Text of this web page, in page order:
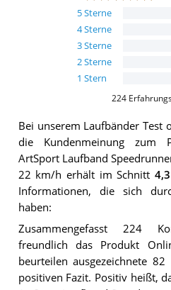
5Sterne
4Sterne
3Sterne
2Sterne
1 Stern
224
Bei unserem Laufbänder Test
die Kundenmeinung zum
ArtSport Laufband
22 km/h erhält im Schnitt 4,3
Informationen, die sich
haben:
Zusammengefasst 224
freundlich das Produkt
beurteilen ausgezeichnete
positiven Fazit. Positiv heißt,